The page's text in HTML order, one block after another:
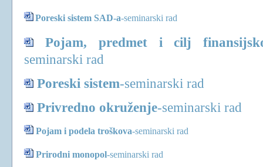
Poreski sistem SAD-a-seminarski rad
Pojam, predmet i cilj
seminarski rad
Poreski sistem-seminarski rad
Privredno okruženje-seminarski rad
Pojam i podela troškova-seminarski rad
Prirodni monopol-seminarski rad